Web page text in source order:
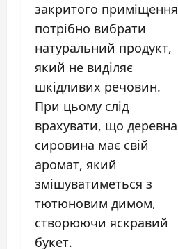
закритого приміщення
потрібно вибрати
натуральний продукт,
який не виділяє
шкідливих речовин.
При цьому слід
врахувати, що деревна
сировина має свій
аромат, який
змішуватиметься з
тютюновим димом,
створюючи яскравий
букет.